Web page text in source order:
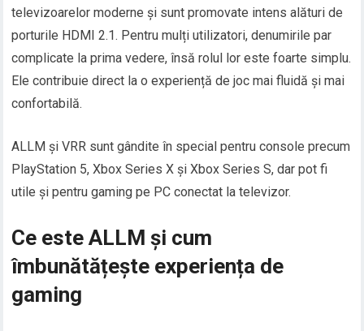
televizoarelor moderne și sunt promovate intens alături de
porturile HDMI 2.1. Pentru mulți utilizatori, denumirile par
complicate la prima vedere, însă rolul lor este foarte simplu.
Ele contribuie direct la o experiență de joc mai fluidă și mai
confortabilă.
ALLM și VRR sunt gândite în special pentru console precum
PlayStation 5, Xbox Series X și Xbox Series S, dar pot fi
utile și pentru gaming pe PC conectat la televizor.
Ce este ALLM și cum
îmbunătățește experiența de
gaming